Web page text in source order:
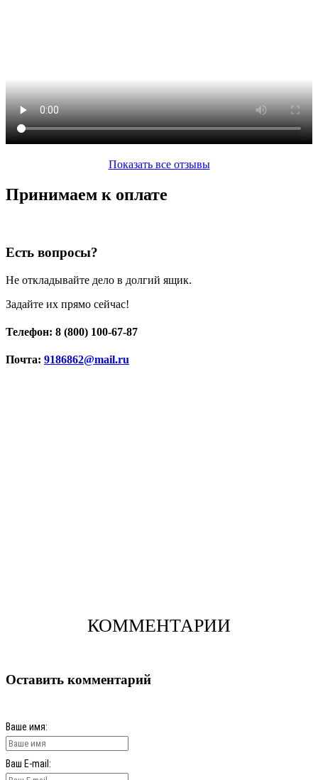
Показать все отзывы
Принимаем к оплате
Есть вопросы?
Не откладывайте дело в долгий ящик.
Задайте их прямо сейчас!
Телефон: 8 (800) 100-67-87
Почта: 9186862@mail.ru
КОММЕНТАРИИ
Оставить комментарий
Ваше имя:
Ваш E-mail: